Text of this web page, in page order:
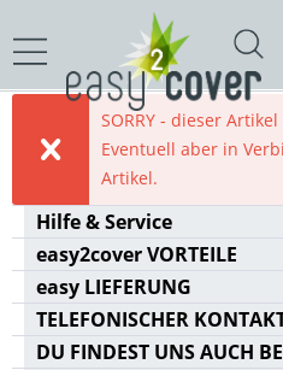
SORRY - dieser
Eventuell aber in
Artikel.
Hilfe & Service
easy2cover VORTEILE
easy LIEFERUNG
TELEFONISCHER
DU FINDEST UNS AUCH